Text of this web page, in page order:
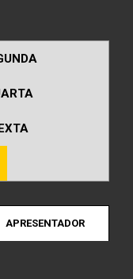
APRESENTADOR